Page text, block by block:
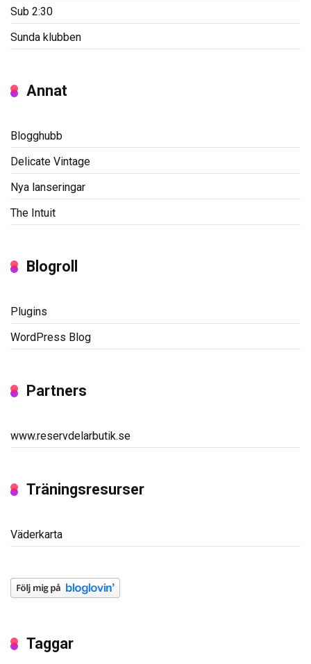
Sub 2:30
Sunda klubben
Annat
Blogghubb
Delicate Vintage
Nya lanseringar
The Intuit
Blogroll
Plugins
WordPress Blog
Partners
www.reservdelarbutik.se
Träningsresurser
Väderkarta
Taggar